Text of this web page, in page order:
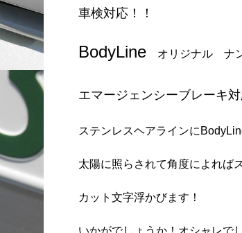
車検対応！！
BodyLine オリジナル ナ
エマージェンシーブレーキ
ステンレスヘアラインに
太陽に照らされて角度によれば
カット文字浮かびます！
いかがでしょうか！オシャレで